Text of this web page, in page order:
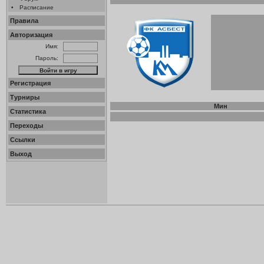
•
Расписание
Правила
Авторизация
Имя:
Пароль:
Регистрация
Турниры
Статистика
Переходы
Ссылки
Выход
Мин